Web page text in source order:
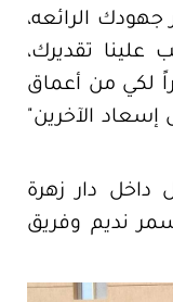
جهودك الرائعه،
علينا تقديرك،
لكي من أعماق
الآخرين"
دار زهرة
نديم وفريق